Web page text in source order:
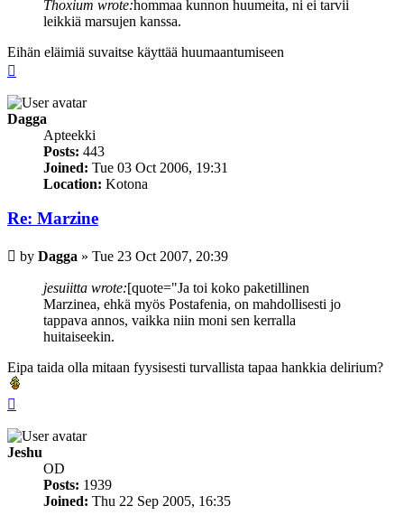
Thoxium wrote:hommaa kunnon huumeita, ni ei tarvii
leikkiä marsujen kanssa.
Eihän eläimiä suvaitse käyttää huumaantumiseen
Dagga
Apteekki
Posts: 443
Joined: Tue 03 Oct 2006, 19:31
Location: Kotona
Re: Marzine
Post
by Dagga » Tue 23 Oct 2007, 20:39
jesuiitta wrote:[quote="Ja toi koko paketillinen
Marzinea, ehkä myös Postafenia, on mahdollisesti jo
tappava annos, vaikka niin moni sen kerralla
huitaiseekin.
Eipa taida olla mitaan fyysisesti turvallista tapaa hankkia delirium?
Jeshu
OD
Posts: 1939
Joined: Thu 22 Sep 2005, 16:35